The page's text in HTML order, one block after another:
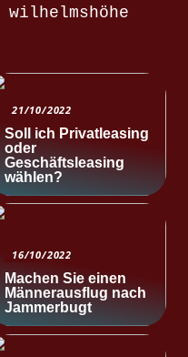
21/10/2022
Soll ich Privatleasing
oder
Geschäftsleasing
wählen?
16/10/2022
Machen Sie einen
Männerausflug nach
Jammerbugt